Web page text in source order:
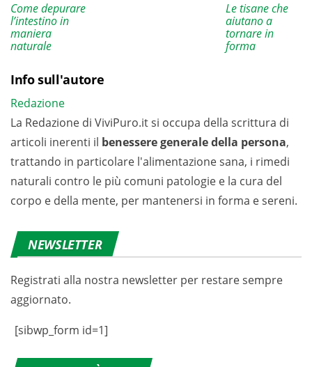
Come depurare
l’intestino in
maniera
naturale
Le tisane che
aiutano a
tornare in
forma
Info sull'autore
Redazione
La Redazione di ViviPuro.it si occupa della scrittura di
articoli inerenti il benessere generale della persona,
trattando in particolare l'alimentazione sana, i rimedi
naturali contro le più comuni patologie e la cura del
corpo e della mente, per mantenersi in forma e sereni.
NEWSLETTER
Registrati alla nostra newsletter per restare sempre
aggiornato.
[sibwp_form id=1]